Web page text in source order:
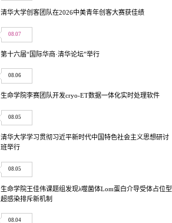
清华大学创客团队在2026中美青年创客大赛获佳绩
08.07
第十六届“国际华商·清华论坛”举行
08.06
生命学院李赛团队开发cryo-ET数据一体化实时处理软件
08.05
清华大学学习贯彻习近平新时代中国特色社会主义思想研讨
班举行
08.05
生命学院王佳伟课题组发现λ噬菌体Lom蛋白介导受体占位型
超感染排斥新机制
08.04